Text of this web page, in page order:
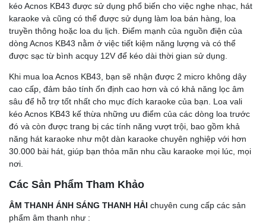
kéo Acnos KB43 được sử dụng phổ biến cho việc nghe nhạc, hát
karaoke và cũng có thể được sử dụng làm loa bán hàng, loa
truyền thông hoặc loa du lịch. Điểm mạnh của nguồn điện của
dòng Acnos KB43 nằm ở việc tiết kiệm năng lượng và có thể
được sạc từ bình acquy 12V để kéo dài thời gian sử dụng.
Khi mua loa Acnos KB43, bạn sẽ nhận được 2 micro không dây
cao cấp, đảm bảo tính ổn định cao hơn và có khả năng lọc âm
sâu để hỗ trợ tốt nhất cho mục đích karaoke của bạn. Loa vali
kéo Acnos KB43 kế thừa những ưu điểm của các dòng loa trước
đó và còn được trang bị các tính năng vượt trội, bao gồm khả
năng hát karaoke như một dàn karaoke chuyên nghiệp với hơn
30.000 bài hát, giúp bạn thỏa mãn nhu cầu karaoke mọi lúc, mọi
nơi.
Các Sản Phẩm Tham Khảo
ÂM THANH ÁNH SÁNG THANH HẢI chuyên cung cấp các sản
phẩm âm thanh như :